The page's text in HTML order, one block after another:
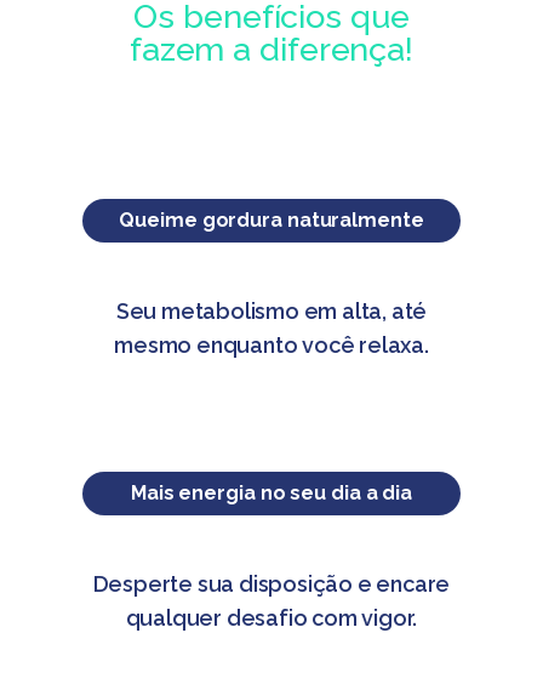
Os benefícios que
fazem a diferença!
Queime gordura naturalmente
Seu metabolismo em alta, até
mesmo enquanto você relaxa.
Mais energia no seu dia a dia
Desperte sua disposição e encare
qualquer desafio com vigor.